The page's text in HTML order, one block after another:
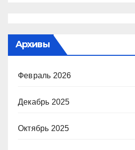
Архивы
Февраль 2026
Декабрь 2025
Октябрь 2025